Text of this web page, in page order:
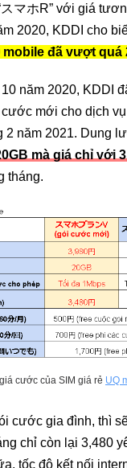
スマホR” với giá
2020, KDDI cho
mobile đã vượt
năm 2020, KDDI
mới cho dịch vụ
2 năm 2021. Dung
mà giá chỉ với
tháng.
cước của SIM giá rẻ UQ
cước gia đình, thì
chỉ còn lại 3,480
tốc độ kết nối